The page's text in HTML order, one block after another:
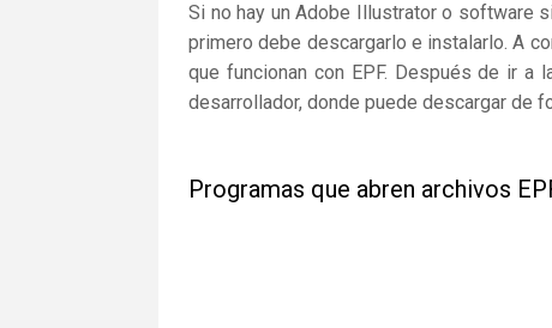
Si no hay un Adobe Illustrator o software
primero debe descargarlo e instalarlo. A
que funcionan con EPF. Después de ir a
desarrollador, donde puede descargar de
Programas que abren archivos